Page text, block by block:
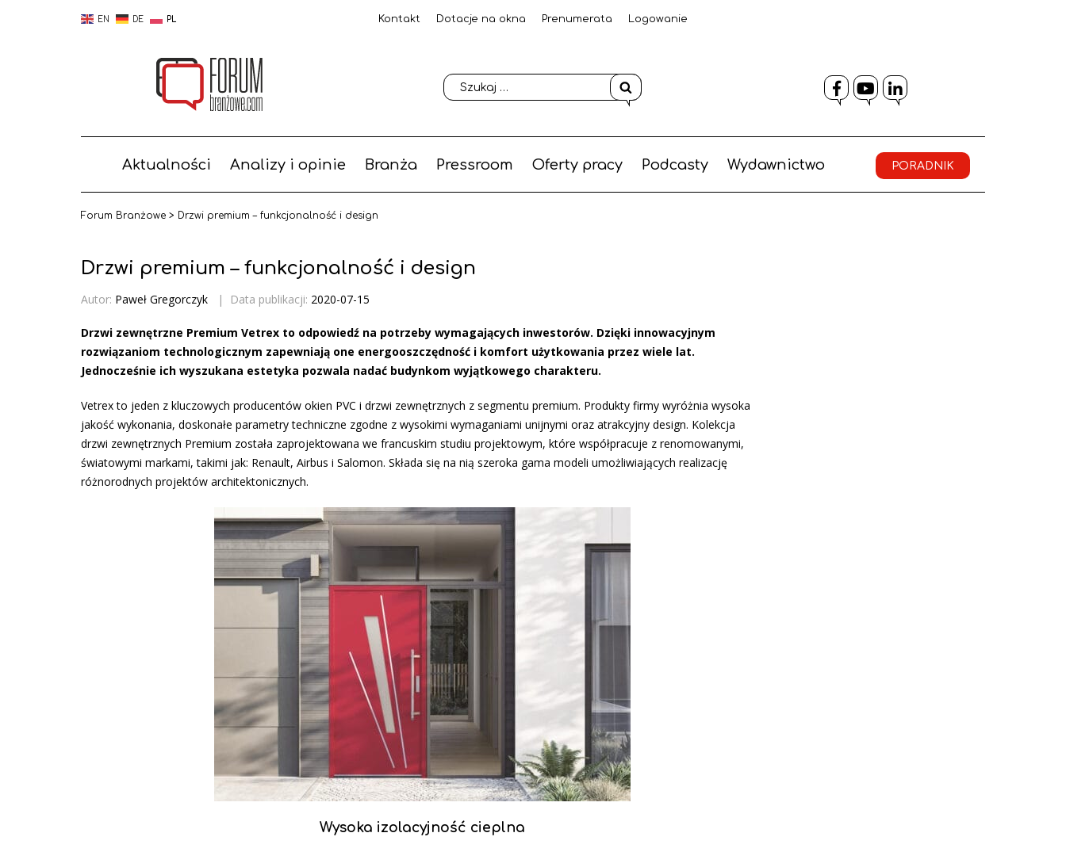
EN DE PL Kontakt Dotacje na okna Prenumerata Logowanie
Facebook
YouTube
LinkedIn
Aktualności Analizy i opinie Branża Pressroom Oferty pracy Podcasty Wydawnictwo PORADNIK
Forum Branżowe > Drzwi premium – funkcjonalność i design
Drzwi premium – funkcjonalność i design
Autor: Paweł Gregorczyk | Data publikacji: 2020-07-15
Drzwi zewnętrzne Premium Vetrex to odpowiedź na potrzeby wymagających inwestorów. Dzięki innowacyjnym
rozwiązaniom technologicznym zapewniają one energooszczędność i komfort użytkowania przez wiele lat.
Jednocześnie ich wyszukana estetyka pozwala nadać budynkom wyjątkowego charakteru.
Vetrex to jeden z kluczowych producentów okien PVC i drzwi zewnętrznych z segmentu premium. Produkty firmy wyróżnia wysoka
jakość wykonania, doskonałe parametry techniczne zgodne z wysokimi wymaganiami unijnymi oraz atrakcyjny design. Kolekcja
drzwi zewnętrznych Premium została zaprojektowana we francuskim studiu projektowym, które współpracuje z renomowa­nymi,
światowymi markami, takimi jak: Renault, Airbus i Salomon. Składa się na nią szeroka gama modeli umożliwiających realizację
różnorodnych projektów architektonicznych.
Wysoka izolacyjność cieplna